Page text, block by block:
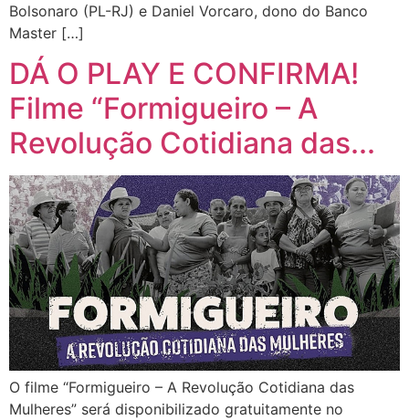
Bolsonaro (PL-RJ) e Daniel Vorcaro, dono do Banco
Master […]
DÁ O PLAY E CONFIRMA!
Filme “Formigueiro – A
Revolução Cotidiana das...
O filme “Formigueiro – A Revolução Cotidiana das
Mulheres” será disponibilizado gratuitamente no